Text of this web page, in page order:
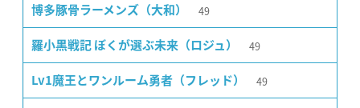
博多豚骨ラーメンズ（大和） 49
羅小黒戦記 ぼくが選ぶ未来（ロジュ） 49
Lv1魔王とワンルーム勇者（フレッド） 49